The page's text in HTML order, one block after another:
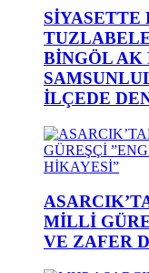
SİYASETTE
BİNGÖL AK
İLÇEDE
MİLLİ
VE ZAFER